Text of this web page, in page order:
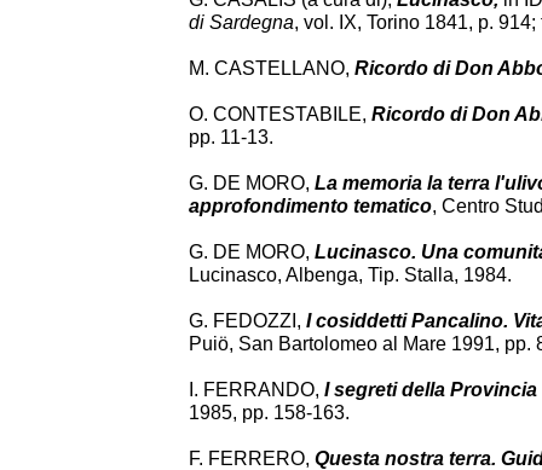
di Sardegna, vol. IX, Torino 1841, p.
M. CASTELLANO, Ricordo di Don
O. CONTESTABILE, Ricordo di Don
pp. 11-13.
G. DE MORO, La memoria la terra
approfondimento tematico, Centro
G. DE MORO, Lucinasco. Una
Lucinasco, Albenga, Tip. Stalla, 1984.
G. FEDOZZI, I cosiddetti Pancalino.
Puiö, San Bartolomeo al Mare 1991, pp.
I. FERRANDO, I segreti della Provincia
1985, pp. 158-163.
F. FERRERO, Questa nostra terra.